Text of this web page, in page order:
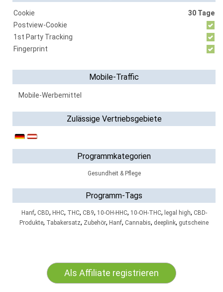
Cookie
30 Tage
Postview-Cookie
1st Party Tracking
Fingerprint
Mobile-Traffic
Mobile-Werbemittel
Zulässige Vertriebsgebiete
Programmkategorien
Gesundheit & Pflege
Programm-Tags
Hanf, CBD, HHC, THC, CB9, 10-OH-HHC, 10-OH-THC, legal high, CBD-
Produkte, Tabakersatz, Zubehör, Hanf, Cannabis, deeplink, gutscheine
Als Affiliate registrieren